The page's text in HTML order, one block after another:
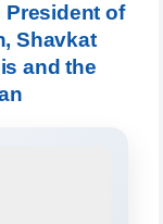
President of
Shavkat
and the